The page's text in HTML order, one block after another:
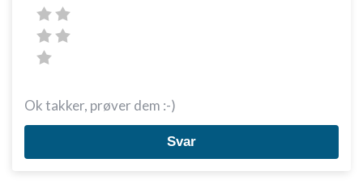
Ok takker, prøver dem :-)
Svar